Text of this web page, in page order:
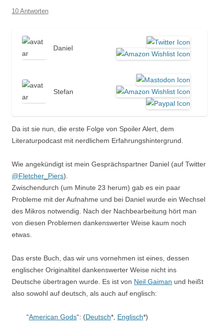
10 Antworten
Daniel
Stefan
Da ist sie nun, die erste Folge von Spoiler Alert, dem
Literaturpodcast mit nerdlichem Erfahrungshintergrund.
Wie angekündigt ist mein Gesprächspartner Daniel (auf Twitter
@Fletcher_Piers).
Zwischendurch (um Minute 23 herum) gab es ein paar
Probleme mit der Aufnahme und bei Daniel wurde ein Wechsel
des Mikros notwendig. Nach der Nachbearbeitung hört man
von diesen Problemen dankenswerter Weise kaum noch
etwas.
Das erste Buch, das wir uns vornehmen ist eines, dessen
englischer Originaltitel dankenswerter Weise nicht ins
Deutsche übertragen wurde. Es ist von Neil Gaiman und heißt
also sowohl auf deutsch, als auch auf englisch:
“American Gods“: (Deutsch*, Englisch*)